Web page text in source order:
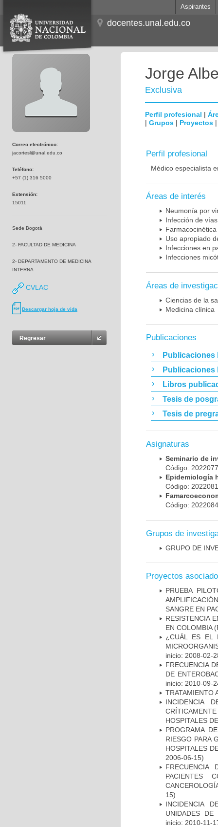
Aspirantes
docentes.unal.edu.co
Correo electrónico:
jacortesl@unal.edu.co
Teléfono:
+57 (1) 316 5000
Extensión:
15011
Sede Bogotá
2- FACULTAD DE MEDICINA
2- DEPARTAMENTO DE MEDICINA
INTERNA
CVLAC
Descargar hoja de vida
Regresar
Jorge
Exclusiva
Perfil profesional |
| Grupos | Proyectos
Perfil profesional
Médico especialista
Áreas de interés
Neumonía por
Infección de
Uso apropiado
Infecciones en
Infecciones
Áreas de
Ciencias de la
Medicina clínica
Publicaciones
Publicaciones
Publicaciones
Libros
Tesis de
Tesis de
Asignaturas
Seminario de
Código:
Epidemiología
Código:
Código:
Grupos de
GRUPO DE
Proyectos
PRUEBA
SANGRE EN
RESISTENCIA
EN COLOMBIA
¿CUÁL ES EL
inicio: 2008-02-
FRECUENCIA
DE
inicio: 2010-09-
TRATAMIENTO
INCIDENCIA
HOSPITALES
PROGRAMA
RIESGO PARA
HOSPITALES
2006-06-15)
FRECUENCIA
PACIENTES
15)
INCIDENCIA
UNIDADES DE
inicio: 2010-11-